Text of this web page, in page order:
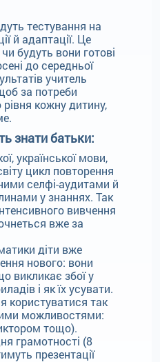
тестування на
й адаптації. Це
будуть вони готові
до середньої
учитель
за потреби
рівня кожну дитину,
знати батьки:
української мови,
цикл повторення
селфі-аудитами й
у знаннях. Так
вивчення
вже за
діти вже
нового: вони
викликає збої у
і як їх усувати.
користуватися так
можливостями:
тощо).
грамотності (8
презентації